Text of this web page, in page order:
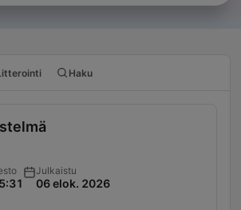
Haku
Julkaistu
06 elok. 2026